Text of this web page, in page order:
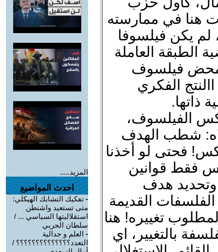
هنا في ممارسته
لم يكن فيلسوفا
الطبقة العاملة
لمحض فيلسوف
الفكري
ذاتها.
الفيلسوف،
شطب الهدف
فحتى لو أخذنا
فقط قوانين
وتحديد هدف
الفلسفات القديمة
تغييره! هنا
بالتغيير، اي
المزيد.....
احدث المواضيع
- تفكيك التشابك الهيكلي:
متى تستعيد واشنطن
استقلاليتها السياسي ... /
سلطان الحربي
- العلم و جدالية
التعدد؟؟؟؟؟؟؟؟؟؟؟؟؟؟ /